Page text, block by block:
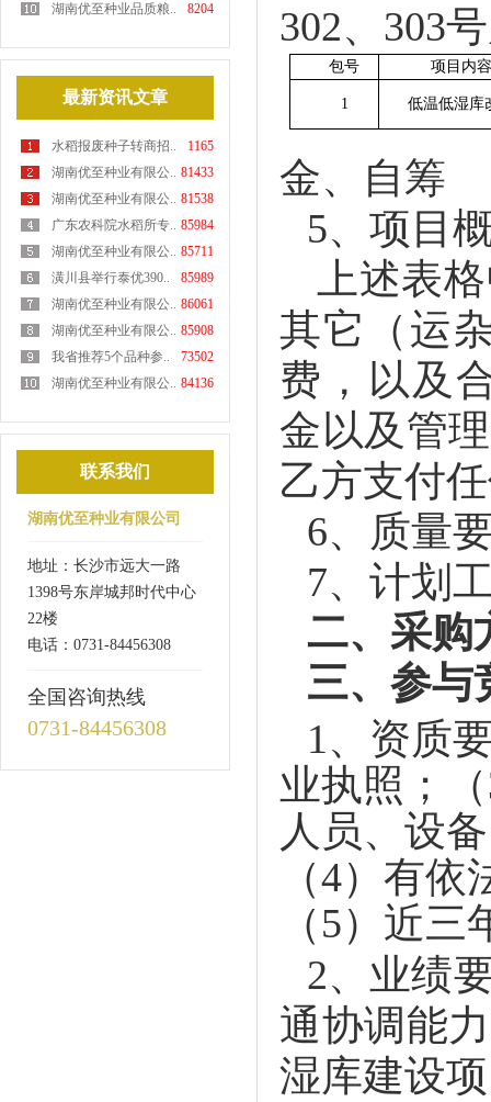
8204
湖南优至种业品质粮..
最新资讯文章
1165
水稻报废种子转商招..
81433
湖南优至种业有限公..
81538
湖南优至种业有限公..
85984
广东农科院水稻所专..
85711
湖南优至种业有限公..
85989
潢川县举行泰优390..
86061
湖南优至种业有限公..
85908
湖南优至种业有限公..
73502
我省推荐5个品种参..
84136
湖南优至种业有限公..
联系我们
湖南优至种业有限公司
地址：长沙市远大一路
1398号东岸城邦时代中心
22楼
电话：0731-84456308
全国咨询热线
0731-84456308
302、 303
包号 项目内容
1 低温低湿库
金、自筹
5、项目
上述表
其它（ 运
费，以及
金以及管
乙方支付
6、质量
7、计划
二、采购
三、参与
1、资质
业执照；（
人员、设
（4）有依
（5）近三
2、业绩
通协调能
湿库建设